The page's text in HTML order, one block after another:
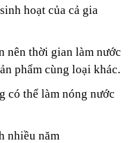
hoạt của cả gia
nên thời gian làm nước
phẩm cùng loại khác.
có thể làm nóng nước
nhiều năm